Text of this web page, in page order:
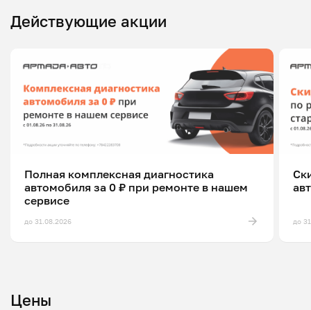
Действующие акции
Полная комплексная диагностика
автомобиля за 0 ₽ при ремонте в нашем
сервисе
до 31.08.2026 до
Цены